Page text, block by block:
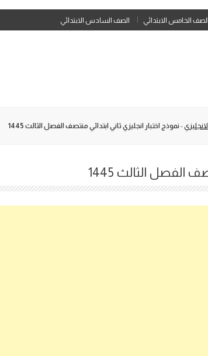
Skip
to
الصف الخامس الابتدائي الصف السادس الابتدائي
-نموذج اختبار انجليزي ثاني ابتدائي منتصف الفصل الثالث 1445
الفصل الثالث 1445